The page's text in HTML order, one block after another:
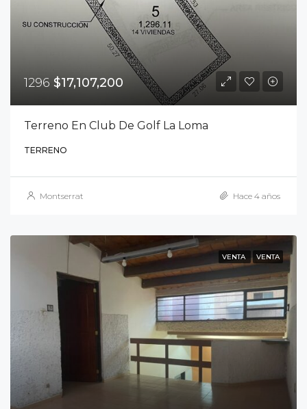
1296 $17,107,200
Terreno En Club De Golf La Loma
TERRENO
Montserrat Hace 4 años
VENTA VENTA